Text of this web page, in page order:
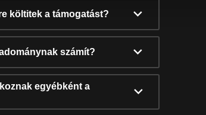
költitek a támogatást?
számít?
egyébként a